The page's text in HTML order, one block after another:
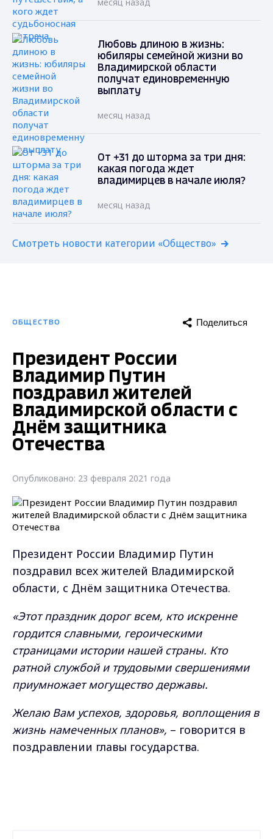
Любовь длиною в жизнь:
юбиляры семейной жизни во
Владимирской области
получат единовременную
выплату
месяц назад
От +31 до шторма за три дня:
какая погода ждет
владимирцев в начале июля?
месяц назад
Смотреть новости категории «Общество»
ОБЩЕСТВО Поделиться
Президент России
Владимир Путин
поздравил жителей
Владимирской области с
Днём защитника
Отечества
Опубликовано: 23 февраля 2021 года
Президент России Владимир Путин
поздравил всех жителей Владимирской
области, с Днём защитника Отечества.
«Этот праздник дорог всем, кто искренне
гордится славными, героическими
страницами истории нашей страны. Кто
ратной службой и трудовыми свершениями
приумножает могущество державы.
Желаю Вам успехов, здоровья, воплощения в
жизнь намеченных планов», – говорится в
поздравлении главы государства.